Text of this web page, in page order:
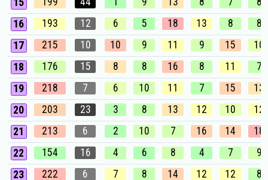
15
16
193 12 6 5 18 13 8
8
17
215 10 10 9 11 9 15
10
18
176 15 8 8 16 8 11
7
19
218 7 6 10 11 7 15
13
20
203 23 3 8 13 12 10
12
21
213 6 2 10 7 16 14
18
22
154 16 4 6 8 4 7
9
23
222 6 7 8 14 12 12
8